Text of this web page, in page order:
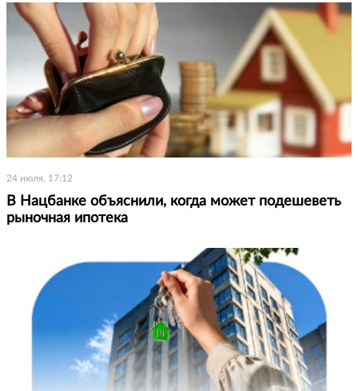
24 июля, 17:12
В Нацбанке объяснили, когда может подешеветь
рыночная ипотека